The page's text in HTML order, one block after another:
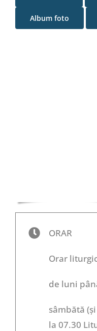
Special
Album foto
ORAR
Orar
de luni
sâmbătă
la 07.30